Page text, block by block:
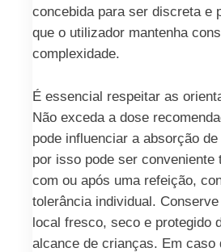
concebida para ser discreta e
que o utilizador mantenha
complexidade.
É essencial respeitar as
Não exceda a dose
pode influenciar a absorção
por isso pode ser conveniente
com ou após uma refeição,
tolerância individual.
local fresco, seco e protegido
alcance de crianças. Em caso